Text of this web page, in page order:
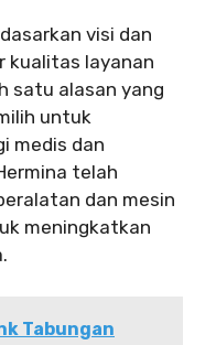
visi dan
kualitas layanan
satu alasan yang
untuk
medis dan
telah
dan mesin
meningkatkan
Tabungan